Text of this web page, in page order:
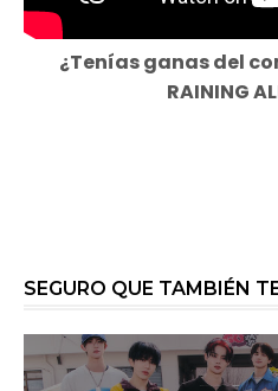
¿Tenías ganas del
RAINING
SEGURO QUE TAMBIÉN